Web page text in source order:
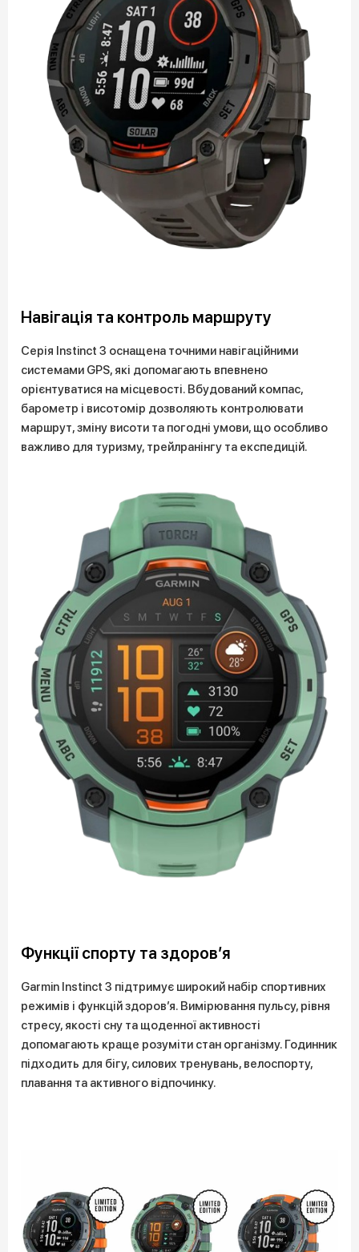
Навігація та контроль маршруту
Серія Instinct 3 оснащена точними навігаційними
системами GPS, які допомагають впевнено
орієнтуватися на місцевості. Вбудований компас,
барометр і висотомір дозволяють контролювати
маршрут, зміну висоти та погодні умови, що особливо
важливо для туризму, трейлранінгу та експедицій.
Функції спорту та здоров’я
Garmin Instinct 3 підтримує широкий набір спортивних
режимів і функцій здоров’я. Вимірювання пульсу, рівня
стресу, якості сну та щоденної активності
допомагають краще розуміти стан організму. Годинник
підходить для бігу, силових тренувань, велоспорту,
плавання та активного відпочинку.